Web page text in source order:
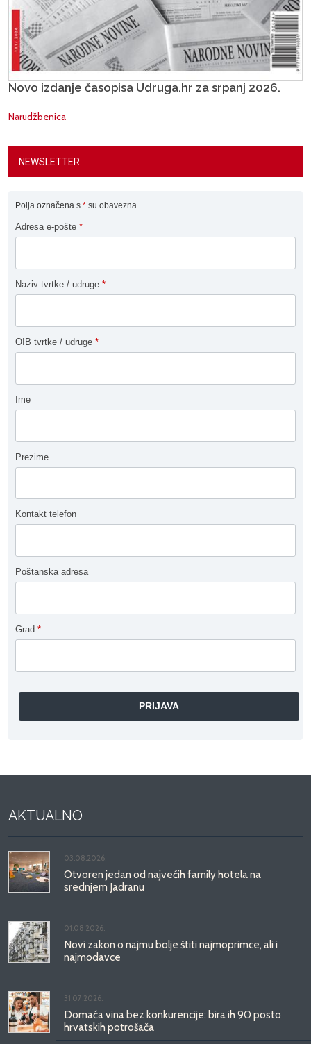
Novo izdanje časopisa Udruga.hr za srpanj 2026.
Narudžbenica
NEWSLETTER
Polja označena s * su obavezna
Adresa e-pošte *
Naziv tvrtke / udruge *
OIB tvrtke / udruge *
Ime
Prezime
Kontakt telefon
Poštanska adresa
Grad *
AKTUALNO
03.08.2026.
Otvoren jedan od najvećih family hotela na
srednjem Jadranu
01.08.2026.
Novi zakon o najmu bolje štiti najmoprimce, ali i
najmodavce
31.07.2026.
Domaća vina bez konkurencije: bira ih 90 posto
hrvatskih potrošača